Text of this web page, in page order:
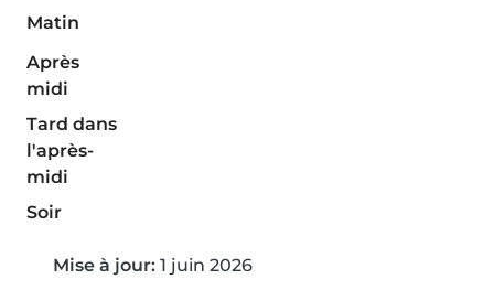
Matin
Après
midi
Tard dans
l'après-
midi
Soir
Mise à jour: 1 juin 2026